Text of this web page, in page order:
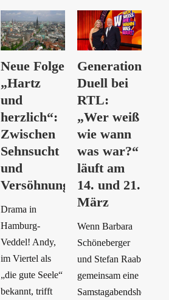
Neue Folge
„Hartz
und
herzlich“:
Zwischen
Sehnsucht
und
Versöhnung
Drama in
Hamburg-
Veddel! Andy,
im Viertel als
„die gute Seele“
bekannt, trifft
Generationen-
Duell bei
RTL:
„Wer weiß
wie wann
was war?“
läuft am
14. und 21.
März
Wenn Barbara
Schöneberger
und Stefan Raab
gemeinsam eine
Samstagabendshow